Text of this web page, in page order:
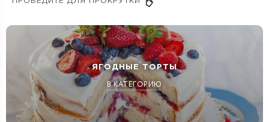
ЯГОДНЫЕ ТОРТЫ
В КАТЕГОРИЮ